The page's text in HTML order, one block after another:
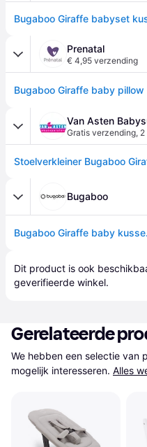
Prenatal
€ 4,95 verzending
Van Asten
Gratis verzending, 2
Stoelverkleiner Bugaboo
Bugaboo
Dit product is ook
geverifieerde winkel.
Gerelateerde
We hebben een selectie van
mogelijk interesseren. Alles